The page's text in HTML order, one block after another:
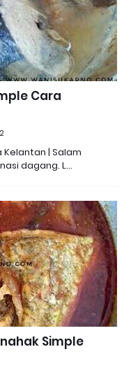
Cara
Kelantan | Salam
dagang. L…
Simple